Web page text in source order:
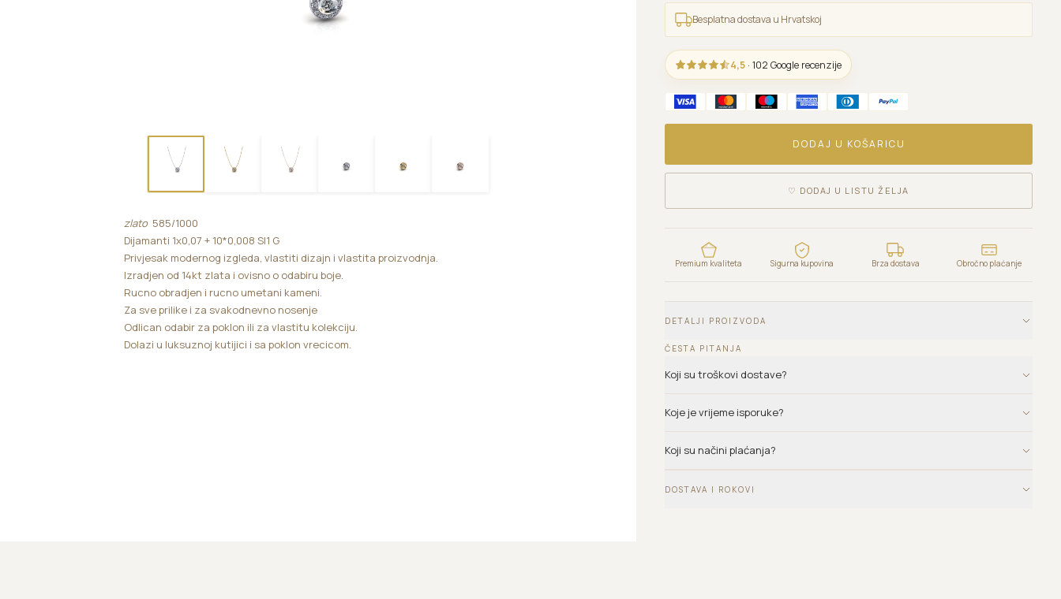
zlato 585/1000
Dijamanti 1x0,07 + 10*0,008 SI1 G
Privjesak modernog izgleda, vlastiti dizajn i vlastita proizvodnja.
Izradjen od 14kt zlata i ovisno o odabiru boje.
Rucno obradjen i rucno umetani kameni.
Za sve prilike i za svakodnevno nosenje
Odlican odabir za poklon ili za vlastitu kolekciju.
Dolazi u luksuznoj kutijici i sa poklon vrecicom.
Besplatna dostava u Hrvatskoj
4,5 · 102 Google recenzije
DODAJ U KOŠARICU
♡ DODAJ U LISTU ŽELJA
Premium kvaliteta Sigurna kupovina Brza dostava Obročno plaćanje
DETALJI PROIZVODA
ČESTA PITANJA
Koji su troškovi dostave?
Koje je vrijeme isporuke?
Koji su načini plaćanja?
DOSTAVA I ROKOVI